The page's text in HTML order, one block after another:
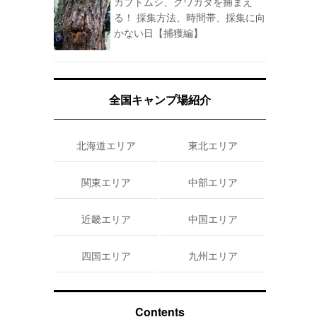
る！ 採集方法、時間帯、採集に向
かない日【捕獲編】
全国キャンプ場紹介
北海道エリア 東北エリア
関東エリア 中部エリア
近畿エリア 中国エリア
四国エリア 九州エリア
Contents